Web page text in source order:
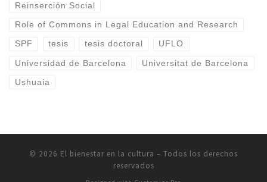
Reinserción Social
Role of Commons in Legal Education and Research
SPF tesis tesis doctoral UFLO
Universidad de Barcelona Universitat de Barcelona
Ushuaia
© 2026 El bienestar en la cultura – Todos los derechos
reservados